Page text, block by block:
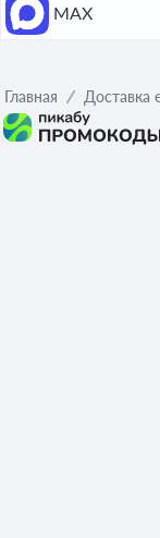
МАХ
Главная Доставка